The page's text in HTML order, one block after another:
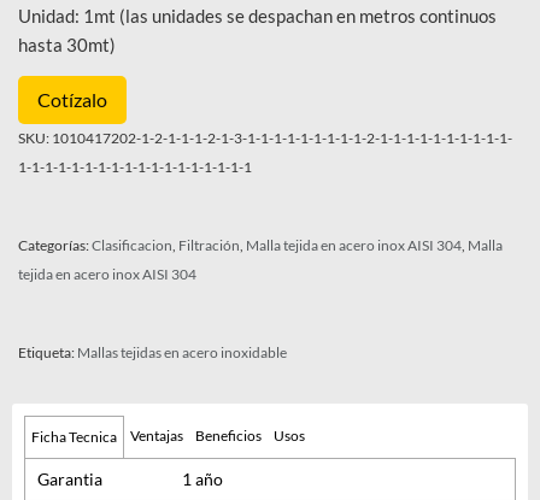
Unidad: 1mt (las unidades se despachan en metros continuos
hasta 30mt)
Cotízalo
SKU: 1010417202-1-2-1-1-1-2-1-3-1-1-1-1-1-1-1-1-1-2-1-1-1-1-1-1-1-1-1-1-
1-1-1-1-1-1-1-1-1-1-1-1-1-1-1-1-1-1
Categorías:Clasificacion Filtración Malla tejida en acero inox AISI 304 Malla
tejida en acero inox AISI 304
Etiqueta: Mallas tejidas en acero inoxidable
Ficha Tecnica Ventajas Beneficios Usos
Garantia
1 año